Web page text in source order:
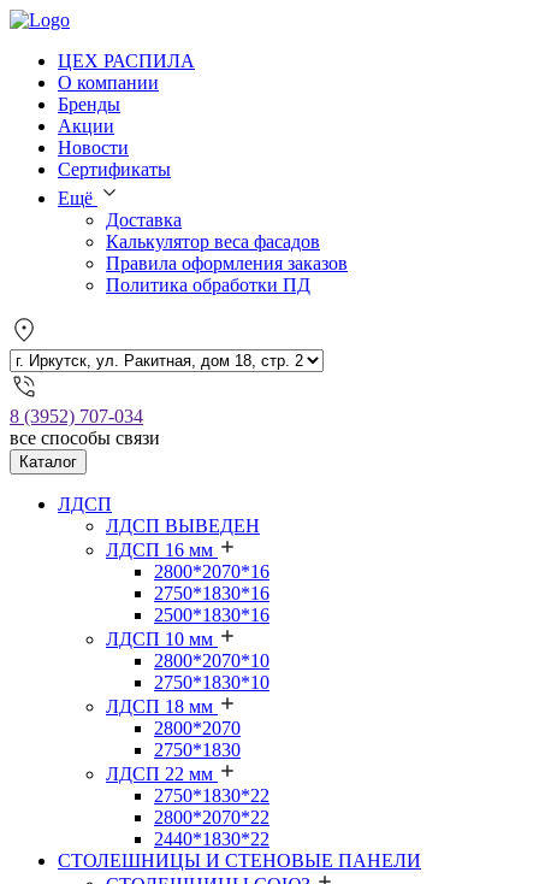
ЦЕХ РАСПИЛА
О компании
Бренды
Акции
Новости
Сертификаты
Ещё
Доставка
Калькулятор веса фасадов
Правила оформления заказов
Политика обработки ПД
8 (3952) 707-034
все способы связи
Каталог
ЛДСП
ЛДСП ВЫВЕДЕН
ЛДСП 16 мм
2800*2070*16
2750*1830*16
2500*1830*16
ЛДСП 10 мм
2800*2070*10
2750*1830*10
ЛДСП 18 мм
2800*2070
2750*1830
ЛДСП 22 мм
2750*1830*22
2800*2070*22
2440*1830*22
СТОЛЕШНИЦЫ И СТЕНОВЫЕ ПАНЕЛИ